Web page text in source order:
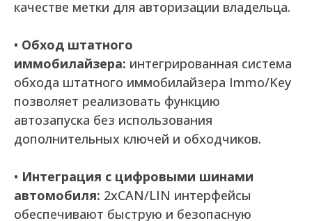
качестве метки для авторизации владельца.
• Обход штатного
иммобилайзера: интегрированная система
обхода штатного иммобилайзера Immo/Key
позволяет реализовать функцию
автозапуска без использования
дополнительных ключей и обходчиков.
• Интеграция с цифровыми шинами
автомобиля: 2xCAN/LIN интерфейсы
обеспечивают быструю и безопасную